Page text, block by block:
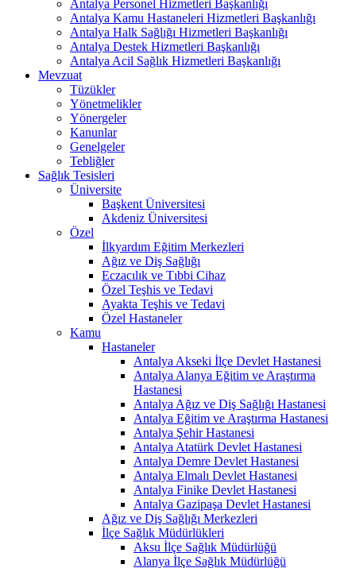
Antalya Personel Hizmetleri Başkanlığı
Antalya Kamu Hastaneleri Hizmetleri Başkanlığı
Antalya Halk Sağlığı Hizmetleri Başkanlığı
Antalya Destek Hizmetleri Başkanlığı
Antalya Acil Sağlık Hizmetleri Başkanlığı
Mevzuat
Tüzükler
Yönetmelikler
Yönergeler
Kanunlar
Genelgeler
Tebliğler
Sağlık Tesisleri
Üniversite
Başkent Üniversitesi
Akdeniz Üniversitesi
Özel
İlkyardım Eğitim Merkezleri
Ağız ve Diş Sağlığı
Eczacılık ve Tıbbi Cihaz
Özel Teşhis ve Tedavi
Ayakta Teşhis ve Tedavi
Özel Hastaneler
Kamu
Hastaneler
Antalya Akseki İlçe Devlet Hastanesi
Antalya Alanya Eğitim ve Araştırma
Hastanesi
Antalya Ağız ve Diş Sağlığı Hastanesi
Antalya Eğitim ve Araştırma Hastanesi
Antalya Şehir Hastanesi
Antalya Atatürk Devlet Hastanesi
Antalya Demre Devlet Hastanesi
Antalya Elmalı Devlet Hastanesi
Antalya Finike Devlet Hastanesi
Antalya Gazipaşa Devlet Hastanesi
Ağız ve Diş Sağlığı Merkezleri
İlçe Sağlık Müdürlükleri
Aksu İlçe Sağlık Müdürlüğü
Alanya İlçe Sağlık Müdürlüğü